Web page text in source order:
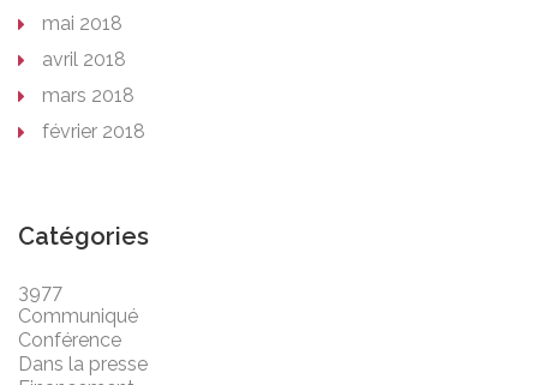
mai 2018
avril 2018
mars 2018
février 2018
Catégories
3977
Communiqué
Conférence
Dans la presse